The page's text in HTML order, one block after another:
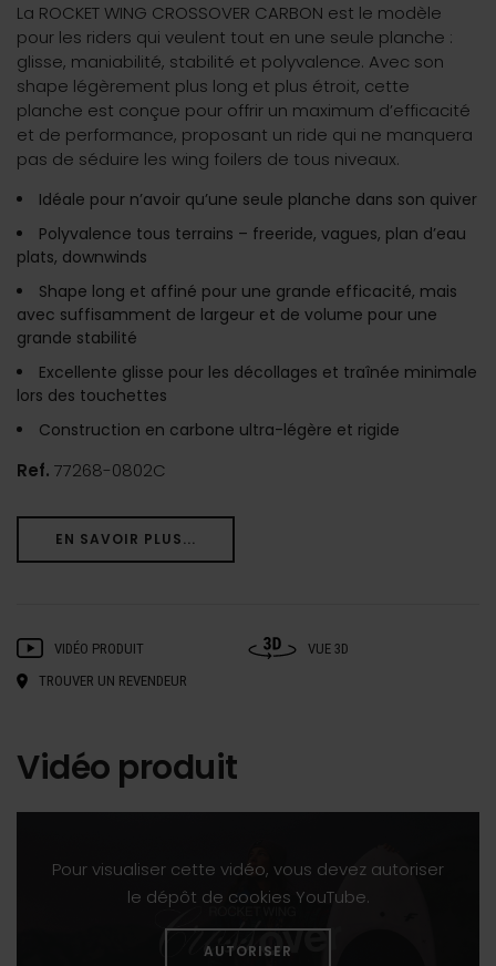
La ROCKET WING CROSSOVER CARBON est le modèle
pour les riders qui veulent tout en une seule planche :
glisse, maniabilité, stabilité et polyvalence. Avec son
shape légèrement plus long et plus étroit, cette
planche est conçue pour offrir un maximum d’efficacité
et de performance, proposant un ride qui ne manquera
pas de séduire les wing foilers de tous niveaux.
Idéale pour n’avoir qu’une seule planche dans son quiver
Polyvalence tous terrains – freeride, vagues, plan d’eau
plats, downwinds
Shape long et affiné pour une grande efficacité, mais
avec suffisamment de largeur et de volume pour une
grande stabilité
Excellente glisse pour les décollages et traînée minimale
lors des touchettes
Construction en carbone ultra-légère et rigide
Ref. 77268-0802C
EN SAVOIR PLUS...
VIDÉO PRODUIT
VUE 3D
TROUVER UN REVENDEUR
Vidéo produit
Pour visualiser cette vidéo, vous devez autoriser
le dépôt de cookies YouTube.
AUTORISER